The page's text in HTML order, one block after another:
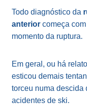
Todo diagnóstico da
anterior começa
momento da ruptura.
Em geral, ou há
esticou demais
torceu numa descida
acidentes de ski.